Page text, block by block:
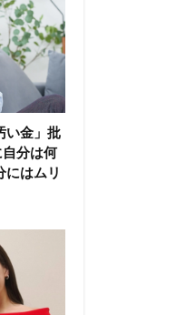
い金」批
分は何
にはムリ